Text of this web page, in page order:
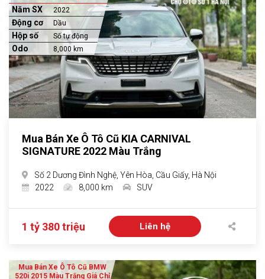
Năm SX 2022
Động cơ Dầu
Hộp số Số tự động
Odo 8,000 km
Mua Bán Xe Ô Tô Cũ KIA CARNIVAL
SIGNATURE 2022 Màu Trắng
Số 2 Dương Đình Nghệ, Yên Hòa, Cầu Giấy, Hà Nội
2022
8,000 km SUV
1 tỷ 380 triệu Liên hệ
Mua Bán Xe Ô Tô Cũ BMW
520i 2015 Màu Trắng Giá Chỉ